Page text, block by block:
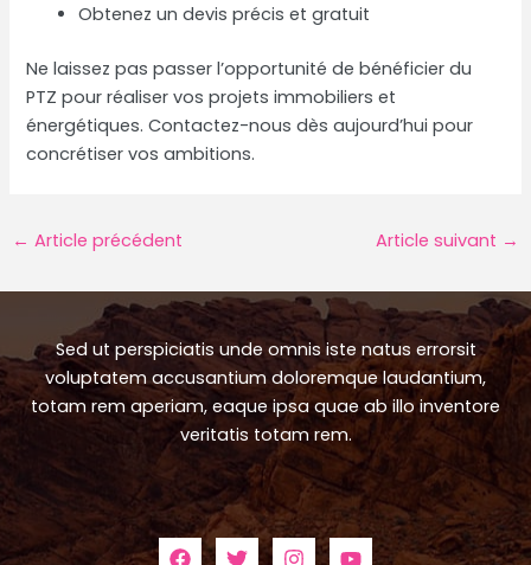
Obtenez un devis précis et gratuit
Ne laissez pas passer l’opportunité de bénéficier du
PTZ pour réaliser vos projets immobiliers et
énergétiques. Contactez-nous dès aujourd’hui pour
concrétiser vos ambitions.
Navigation
articles
← Article précédent Article suivant →
Sed ut perspiciatis unde omnis iste natus errorsit
voluptatem accusantium doloremque laudantium,
totam rem aperiam, eaque ipsa quae ab illo inventore
veritatis totam rem.